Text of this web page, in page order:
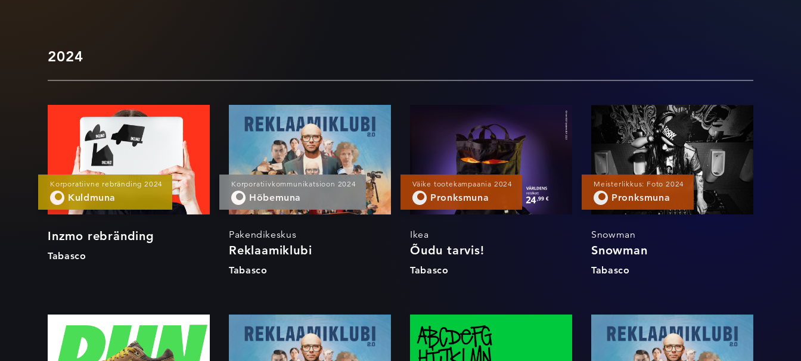
2024
Inzmo rebränding
Korporatiivne rebränding 2024
Kuldmuna
Inzmo rebränding
Tabasco
Reklaamiklubi
Korporatiivkommunikatsioon 2024
Hõbemuna
Pakendikeskus
Reklaamiklubi
Tabasco
Õudu tarvis!
Väike tootekampaania 2024
Pronksmuna
Ikea
Õudu tarvis!
Tabasco
Snowman
Meisterlikkus: Foto 2024
Pronksmuna
Snowman
Snowman
Tabasco
Inzmo typeface Reklaamiklubi Snowman Reklaamiklubi